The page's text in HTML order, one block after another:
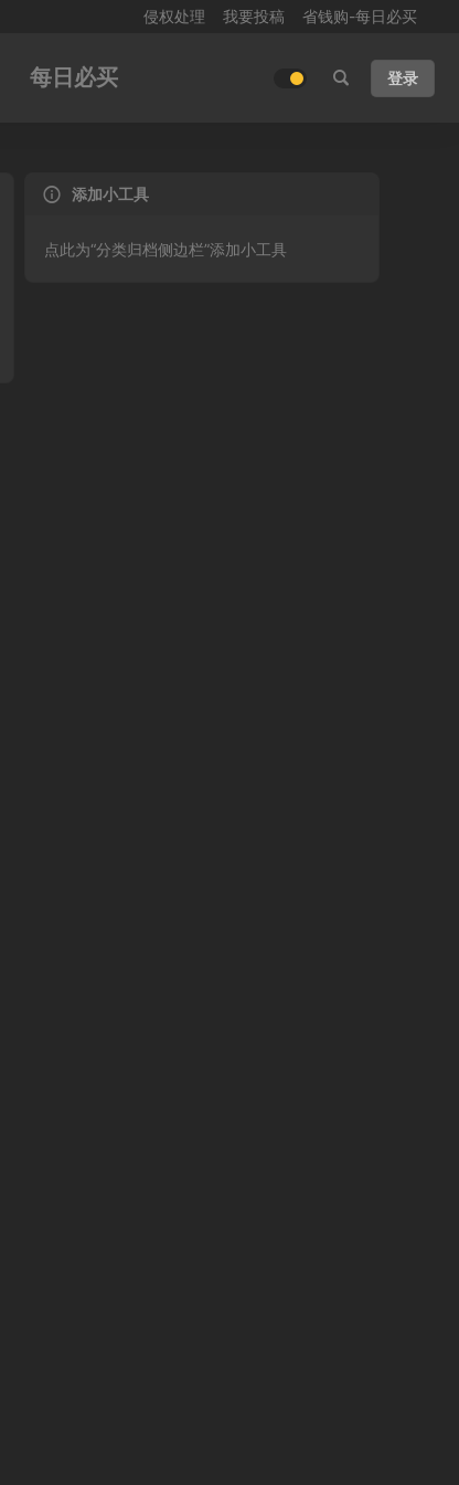
侵权处理 我要投稿 省钱购-每日必买
每日必买 登录
添加小工具
点此为“分类归档侧边栏”添加小工具